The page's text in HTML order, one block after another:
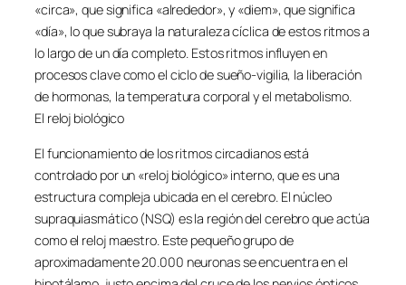
«circa», que significa «alrededor», y «diem», que significa
«día», lo que subraya la naturaleza cíclica de estos ritmos a
lo largo de un día completo. Estos ritmos influyen en
procesos clave como el ciclo de sueño-vigilia, la liberación
de hormonas, la temperatura corporal y el metabolismo.
El reloj biológico
El funcionamiento de los ritmos circadianos está
controlado por un «reloj biológico» interno, que es una
estructura compleja ubicada en el cerebro. El núcleo
supraquiasmático (NSQ) es la región del cerebro que actúa
como el reloj maestro. Este pequeño grupo de
aproximadamente 20.000 neuronas se encuentra en el